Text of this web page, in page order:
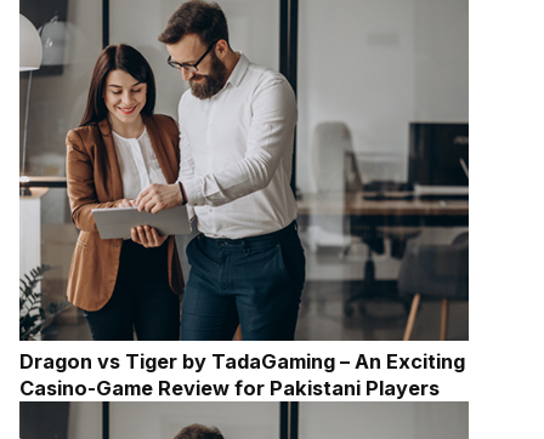
Dragon vs Tiger by TadaGaming – An Exciting
Casino-Game Review for Pakistani Players